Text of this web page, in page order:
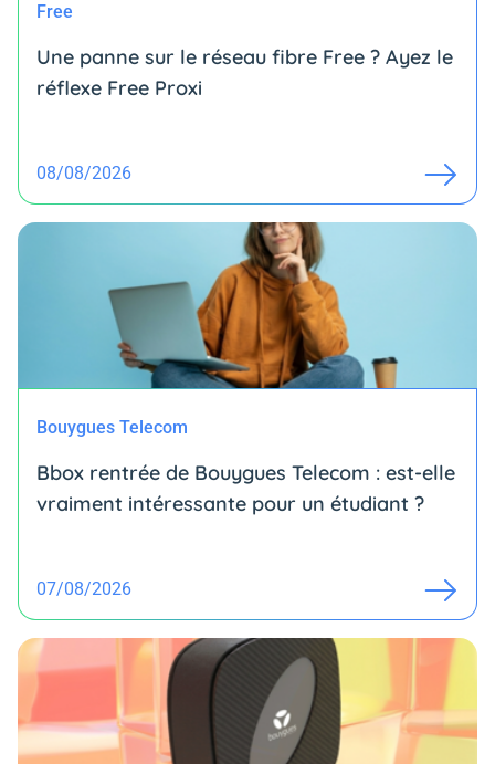
Free
Une panne sur le réseau fibre Free ? Ayez le
réflexe Free Proxi
08/08/2026
Bouygues Telecom
Bbox rentrée de Bouygues Telecom : est-elle
vraiment intéressante pour un étudiant ?
07/08/2026